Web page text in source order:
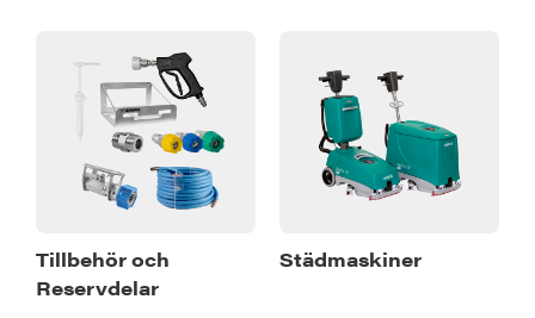
Tillbehör och
Reservdelar
Städmaskiner